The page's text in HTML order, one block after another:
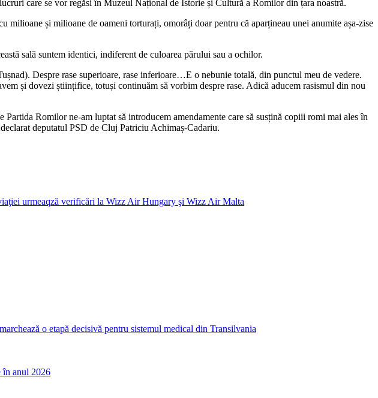
care se vor regăsi în Muzeul Național de Istorie și Cultură a Romilor din țara noastră.
și milioane de oameni torturați, omorâți doar pentru că aparțineau unei anumite așa-zise
sală suntem identici, indiferent de culoarea părului sau a ochilor.
Despre rase superioare, rase inferioare…E o nebunie totală, din punctul meu de vedere.
și dovezi științifice, totuși continuăm să vorbim despre rase. Adică aducem rasismul din nou
Romilor ne-am luptat să introducem amendamente care să susțină copiii romi mai ales în
deputatul PSD de Cluj Patriciu Achimaș-Cadariu.
urmeaqză verificări la Wizz Air Hungary şi Wizz Air Malta
o etapă decisivă pentru sistemul medical din Transilvania
în anul 2026